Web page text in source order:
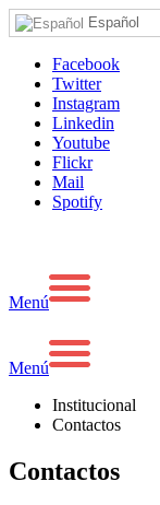
Español
Facebook
Twitter
Instagram
Linkedin
Youtube
Flickr
Mail
Spotify
Menú
Menú
Institucional
Contactos
Contactos